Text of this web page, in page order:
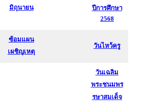
มิถุนายน
ปีการศึกษา
2568
ซ้อมแผน
เผชิญเหตุ
วันไหว้ครู
วันเฉลิม
พระชนมพร
รษาสมเด็จ